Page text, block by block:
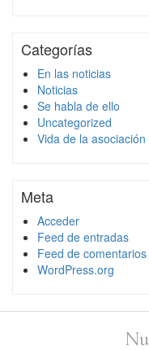
Categorías
En las noticias
Noticias
Se habla de ello
Uncategorized
Vida de la asociación
Meta
Acceder
Feed de entradas
Feed de comentarios
WordPress.org